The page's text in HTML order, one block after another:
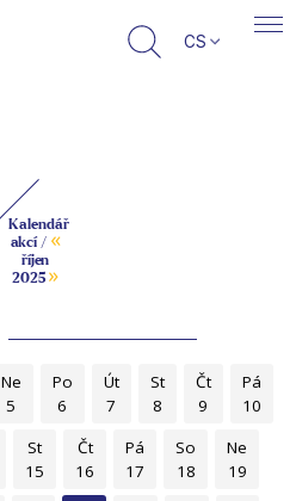
CS
Kalendář
akcí / «
říjen
2025»
Ne
5
Po
6
Út
7
St
8
Čt
9
Pá
10
St
15
Čt
16
Pá
17
So
18
Ne
19